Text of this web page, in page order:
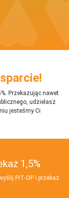
Przekazując nawet
udzielasz
jesteśmy Ci
1,5%
PIT‑OP i przekaż